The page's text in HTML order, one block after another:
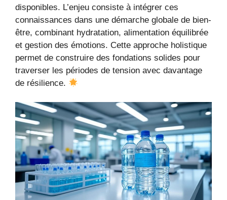
disponibles. L’enjeu consiste à intégrer ces
connaissances dans une démarche globale de bien-
être, combinant hydratation, alimentation équilibrée
et gestion des émotions. Cette approche holistique
permet de construire des fondations solides pour
traverser les périodes de tension avec davantage
de résilience.